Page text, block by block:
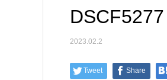
DSCF5277
2023.02.2
Tweet Share